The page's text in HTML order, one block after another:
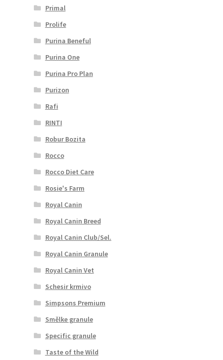
Primal
Prolife
Purina Beneful
Purina One
Purina Pro Plan
Purizon
Rafi
RINTI
Robur Bozita
Rocco
Rocco Diet Care
Rosie's Farm
Royal Canin
Royal Canin Breed
Royal Canin Club/Sel.
Royal Canin Granule
Royal Canin Vet
Schesir krmivo
Simpsons Premium
Smělke granule
Specific granule
Taste of the Wild